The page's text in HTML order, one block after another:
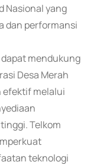
Nasional yang
dan performansi
mendukung
Desa Merah
efektif melalui
Telkom
teknologi